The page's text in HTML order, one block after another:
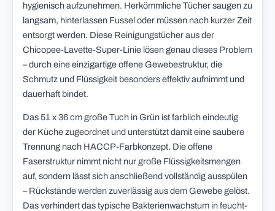
hygienisch aufzunehmen. Herkömmliche Tücher saugen zu
langsam, hinterlassen Fussel oder müssen nach kurzer Zeit
entsorgt werden. Diese Reinigungstücher aus der
Chicopee-Lavette-Super-Linie lösen genau dieses Problem
– durch eine einzigartige offene Gewebestruktur, die
Schmutz und Flüssigkeit besonders effektiv aufnimmt und
dauerhaft bindet.
Das 51 x 36 cm große Tuch in Grün ist farblich eindeutig
der Küche zugeordnet und unterstützt damit eine saubere
Trennung nach HACCP-Farbkonzept. Die offene
Faserstruktur nimmt nicht nur große Flüssigkeitsmengen
auf, sondern lässt sich anschließend vollständig ausspülen
– Rückstände werden zuverlässig aus dem Gewebe gelöst.
Das verhindert das typische Bakterienwachstum in feucht-